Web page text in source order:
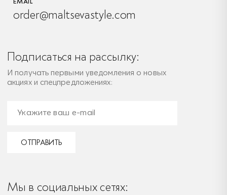
order@maltsevastyle.com
Подписаться на рассылку:
И получать первыми уведомления о новых
акциях и спецпредложениях:
ОТПРАВИТЬ
Мы в социальных сетях: